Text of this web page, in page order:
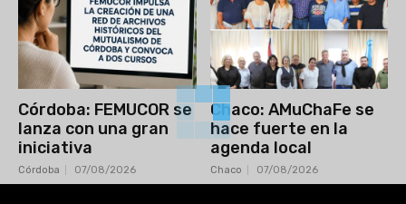
Córdoba: FEMUCOR se
lanza con una gran
iniciativa
Córdoba 07/08/2026
Chaco: AMuChaFe se
hace fuerte en la
agenda local
Chaco 07/08/2026